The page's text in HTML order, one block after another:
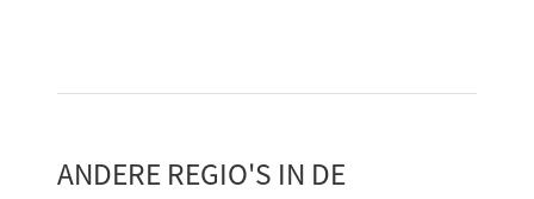
ANDERE REGIO'S IN DE